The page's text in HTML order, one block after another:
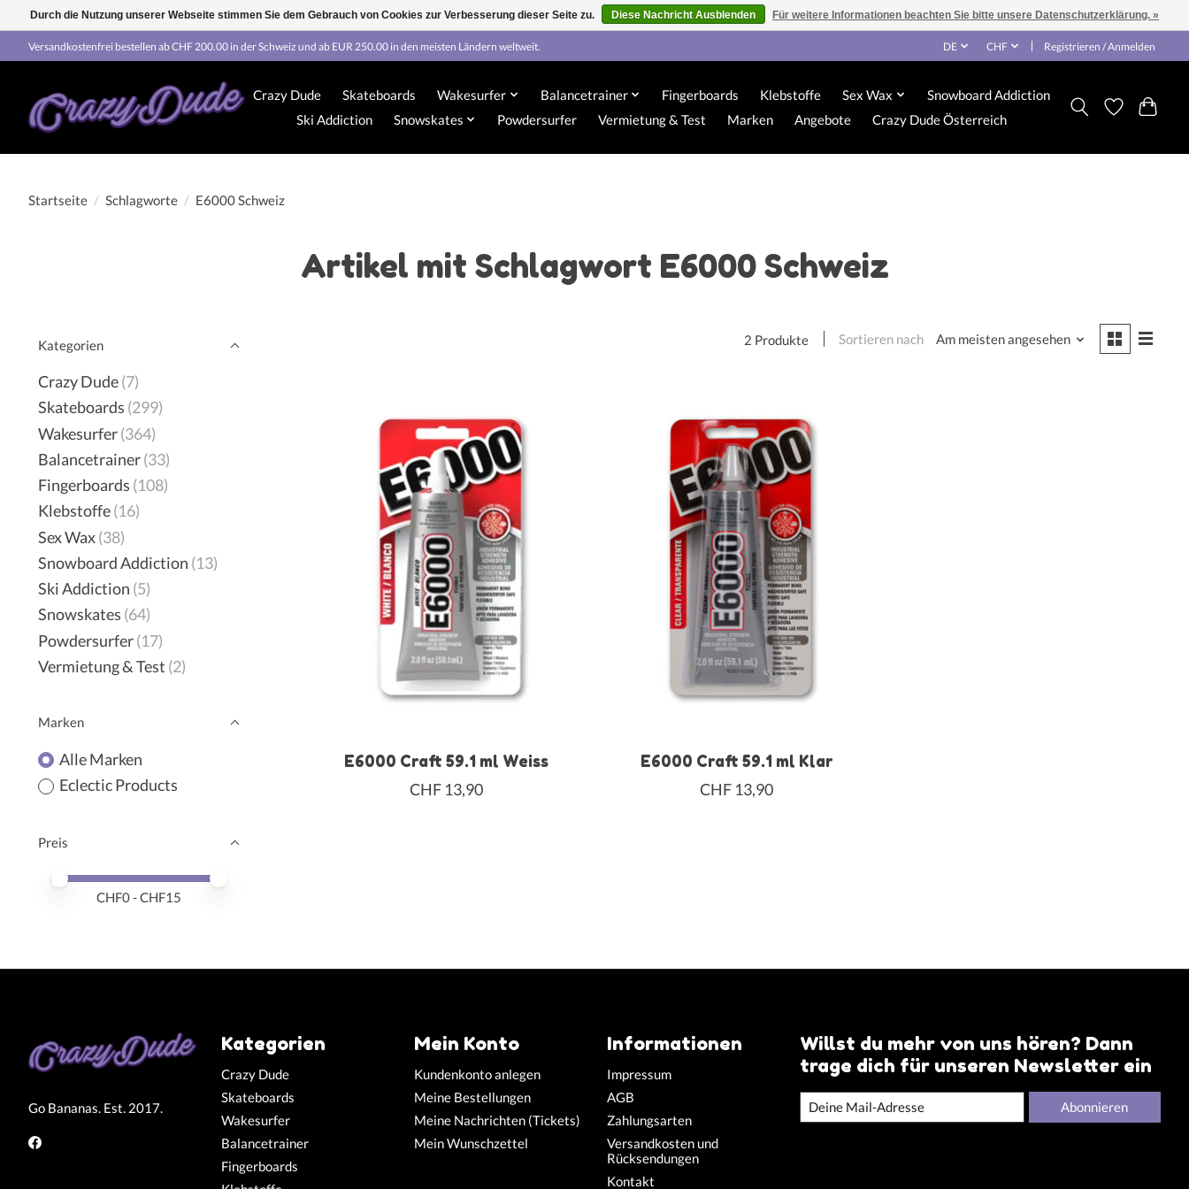
Versandkostenfrei bestellen ab CHF 200.00 in der Schweiz und ab EUR 250.00 in den meisten Ländern weltweit. DE CHF Registrieren / Anmelden
Crazy Dude Skateboards Wakesurfer Balancetrainer Fingerboards Klebstoffe Sex Wax
Snowboard Addiction
Ski Addiction
Snowskates Powdersurfer Vermietung & Test Marken Angebote Crazy Dude Österreich
Startseite / Schlagworte / E6000 Schweiz
Artikel mit Schlagwort E6000 Schweiz
Kategorien
Crazy Dude(7)
Skateboards (299)
Wakesurfer(364)
Balancetrainer(33)
Fingerboards (108)
Klebstoffe(16)
Sex Wax(38)
Snowboard Addiction (13)
Ski Addiction (5)
Snowskates (64)
Powdersurfer(17)
Vermietung & Test (2)
Marken
Alle Marken
Eclectic Products
Preis
Preis – Mindestwert
Price maximum value
CHF0- CHF15
2 Produkte Sortieren nach Am meisten angesehen
E6000 Craft 59.1 ml Weiss
CHF 13,90
E6000 Craft 59.1 ml Klar
CHF 13,90
Go Bananas. Est. 2017.
Kategorien
Crazy Dude
Skateboards
Wakesurfer
Balancetrainer
Fingerboards
Mein Konto
Kundenkonto anlegen
Meine Bestellungen
Meine Nachrichten (Tickets)
Mein Wunschzettel
Informationen
Impressum
AGB
Zahlungsarten
Versandkosten und
Rücksendungen
Kontakt
Willst du mehr von uns hören? Dann
trage dich für unseren Newsletter ein
Abonnieren
Durch die Nutzung unserer Webseite stimmen Sie dem Gebrauch von Cookies zur Verbesserung dieser Seite zu. Diese Nachricht Ausblenden Für weitere Informationen beachten Sie bitte unsere Datenschutzerklärung. »